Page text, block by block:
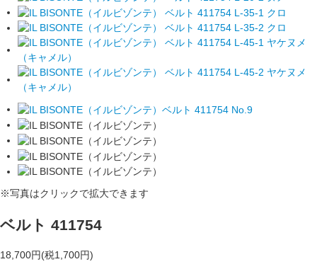
※写真はクリックで拡大できます
ベルト 411754
18,700円(税1,700円)